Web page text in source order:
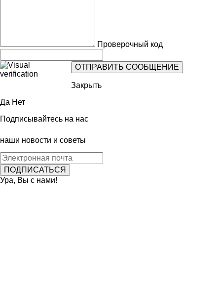
Проверочный код
Закрыть
Да Нет
Подписывайтесь на нас
наши новости и советы
Ура, Вы с нами!